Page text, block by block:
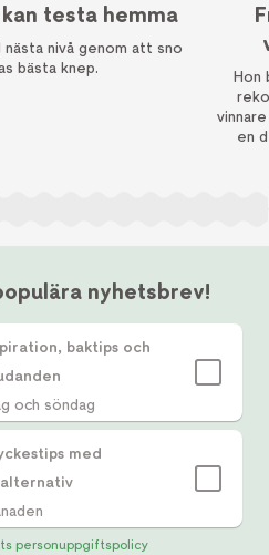
testa hemma
nästa nivå genom att sno
bästa knep.
Hon
rekordtid.
en
nyhetsbrev!
baktips och
och söndag
med
personuppgiftspolicy